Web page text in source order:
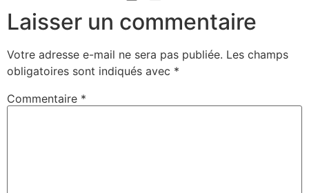
Laisser un commentaire
Votre adresse e-mail ne sera pas publiée. Les champs
obligatoires sont indiqués avec *
Commentaire *